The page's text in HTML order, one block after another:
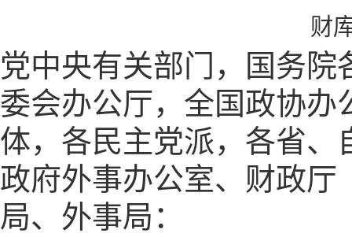
财
党中央有关部门，国务
委会办公厅，全国政协办
体，各民主党派，各省、
政府外事办公室、财政厅
局、外事局：